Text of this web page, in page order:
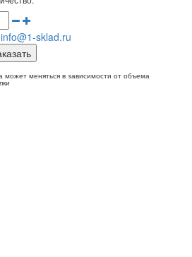
sklad.ru
может меняться в зависимости от объема